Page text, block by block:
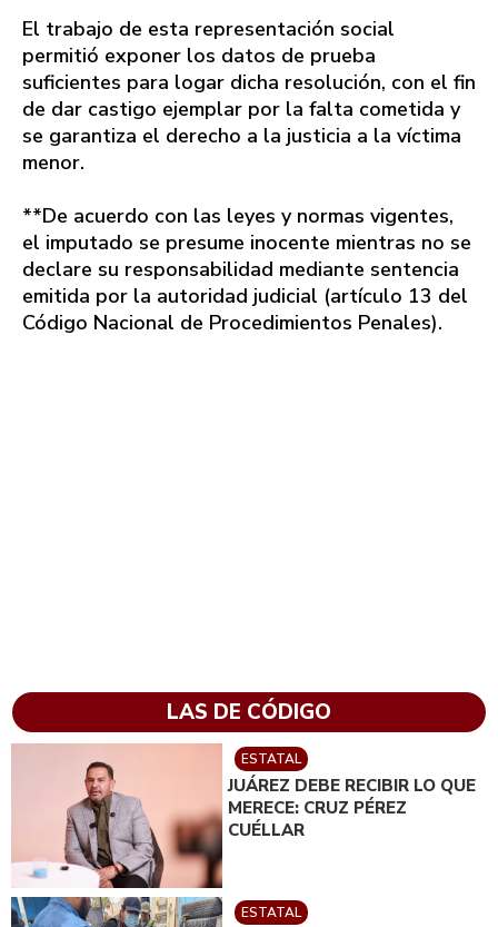
El trabajo de esta representación social
permitió exponer los datos de prueba
suficientes para logar dicha resolución, con el fin
de dar castigo ejemplar por la falta cometida y
se garantiza el derecho a la justicia a la víctima
menor.
**De acuerdo con las leyes y normas vigentes,
el imputado se presume inocente mientras no se
declare su responsabilidad mediante sentencia
emitida por la autoridad judicial (artículo 13 del
Código Nacional de Procedimientos Penales).
LAS DE CÓDIGO
ESTATAL
JUÁREZ DEBE RECIBIR LO QUE
MERECE: CRUZ PÉREZ
CUÉLLAR
ESTATAL